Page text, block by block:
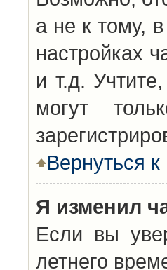
а не к тому,
настройках
и т.д.
могут
Вернуться к
Я изменил
Если вы
летнего